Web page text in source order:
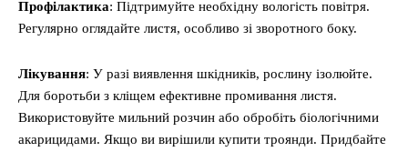
Профілактика: Підтримуйте необхідну вологість повітря.
Регулярно оглядайте листя, особливо зі зворотного боку.
Лікування: У разі виявлення шкідників, рослину ізолюйте.
Для боротьби з кліщем ефективне промивання листя.
Використовуйте мильний розчин або обробіть біологічними
акарицидами. Якщо ви вирішили купити троянди. Придбайте